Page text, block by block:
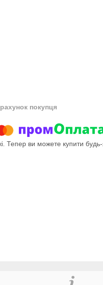
покупця
Тепер ви можете купити